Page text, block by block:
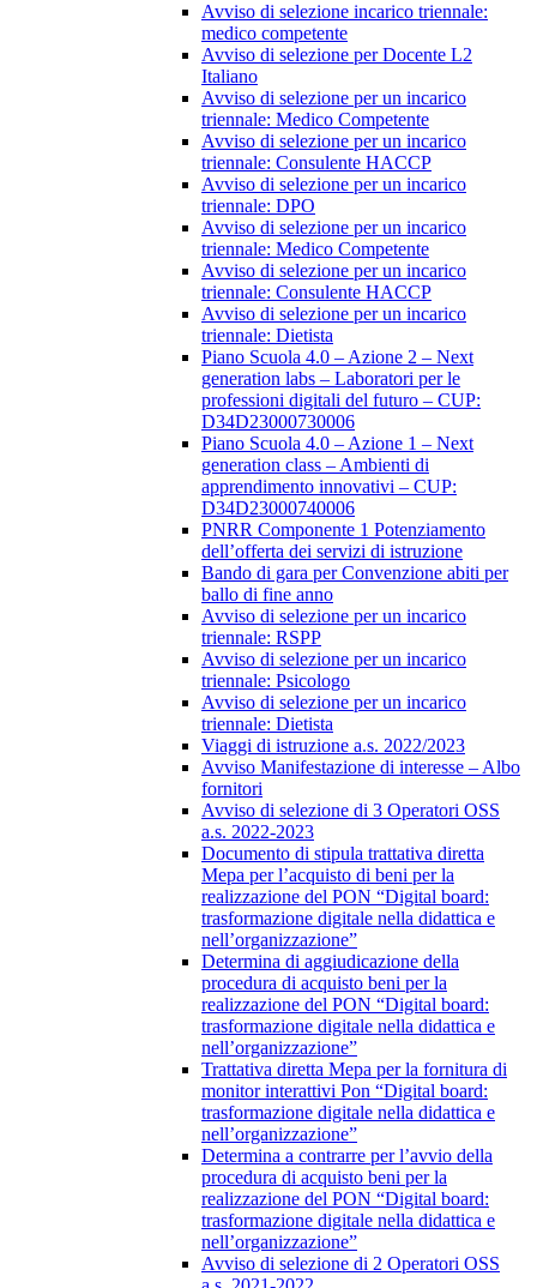
Avviso di selezione incarico triennale:
medico competente
Avviso di selezione per Docente L2
Italiano
Avviso di selezione per un incarico
triennale: Medico Competente
Avviso di selezione per un incarico
triennale: Consulente HACCP
Avviso di selezione per un incarico
triennale: DPO
Avviso di selezione per un incarico
triennale: Medico Competente
Avviso di selezione per un incarico
triennale: Consulente HACCP
Avviso di selezione per un incarico
triennale: Dietista
Piano Scuola 4.0 – Azione 2 – Next
generation labs – Laboratori per le
professioni digitali del futuro – CUP:
D34D23000730006
Piano Scuola 4.0 – Azione 1 – Next
generation class – Ambienti di
apprendimento innovativi – CUP:
D34D23000740006
PNRR Componente 1 Potenziamento
dell’offerta dei servizi di istruzione
Bando di gara per Convenzione abiti per
ballo di fine anno
Avviso di selezione per un incarico
triennale: RSPP
Avviso di selezione per un incarico
triennale: Psicologo
Avviso di selezione per un incarico
triennale: Dietista
Viaggi di istruzione a.s. 2022/2023
Avviso Manifestazione di interesse – Albo
fornitori
Avviso di selezione di 3 Operatori OSS
a.s. 2022-2023
Documento di stipula trattativa diretta
Mepa per l’acquisto di beni per la
realizzazione del PON “Digital board:
trasformazione digitale nella didattica e
nell’organizzazione”
Determina di aggiudicazione della
procedura di acquisto beni per la
realizzazione del PON “Digital board:
trasformazione digitale nella didattica e
nell’organizzazione”
Trattativa diretta Mepa per la fornitura di
monitor interattivi Pon “Digital board:
trasformazione digitale nella didattica e
nell’organizzazione”
Determina a contrarre per l’avvio della
procedura di acquisto beni per la
realizzazione del PON “Digital board:
trasformazione digitale nella didattica e
nell’organizzazione”
Avviso di selezione di 2 Operatori OSS